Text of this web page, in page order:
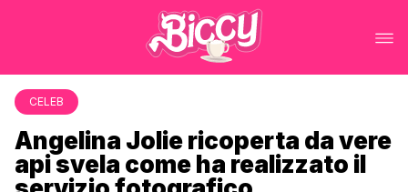
CELEB
Angelina Jolie ricoperta da vere
api svela come ha realizzato il